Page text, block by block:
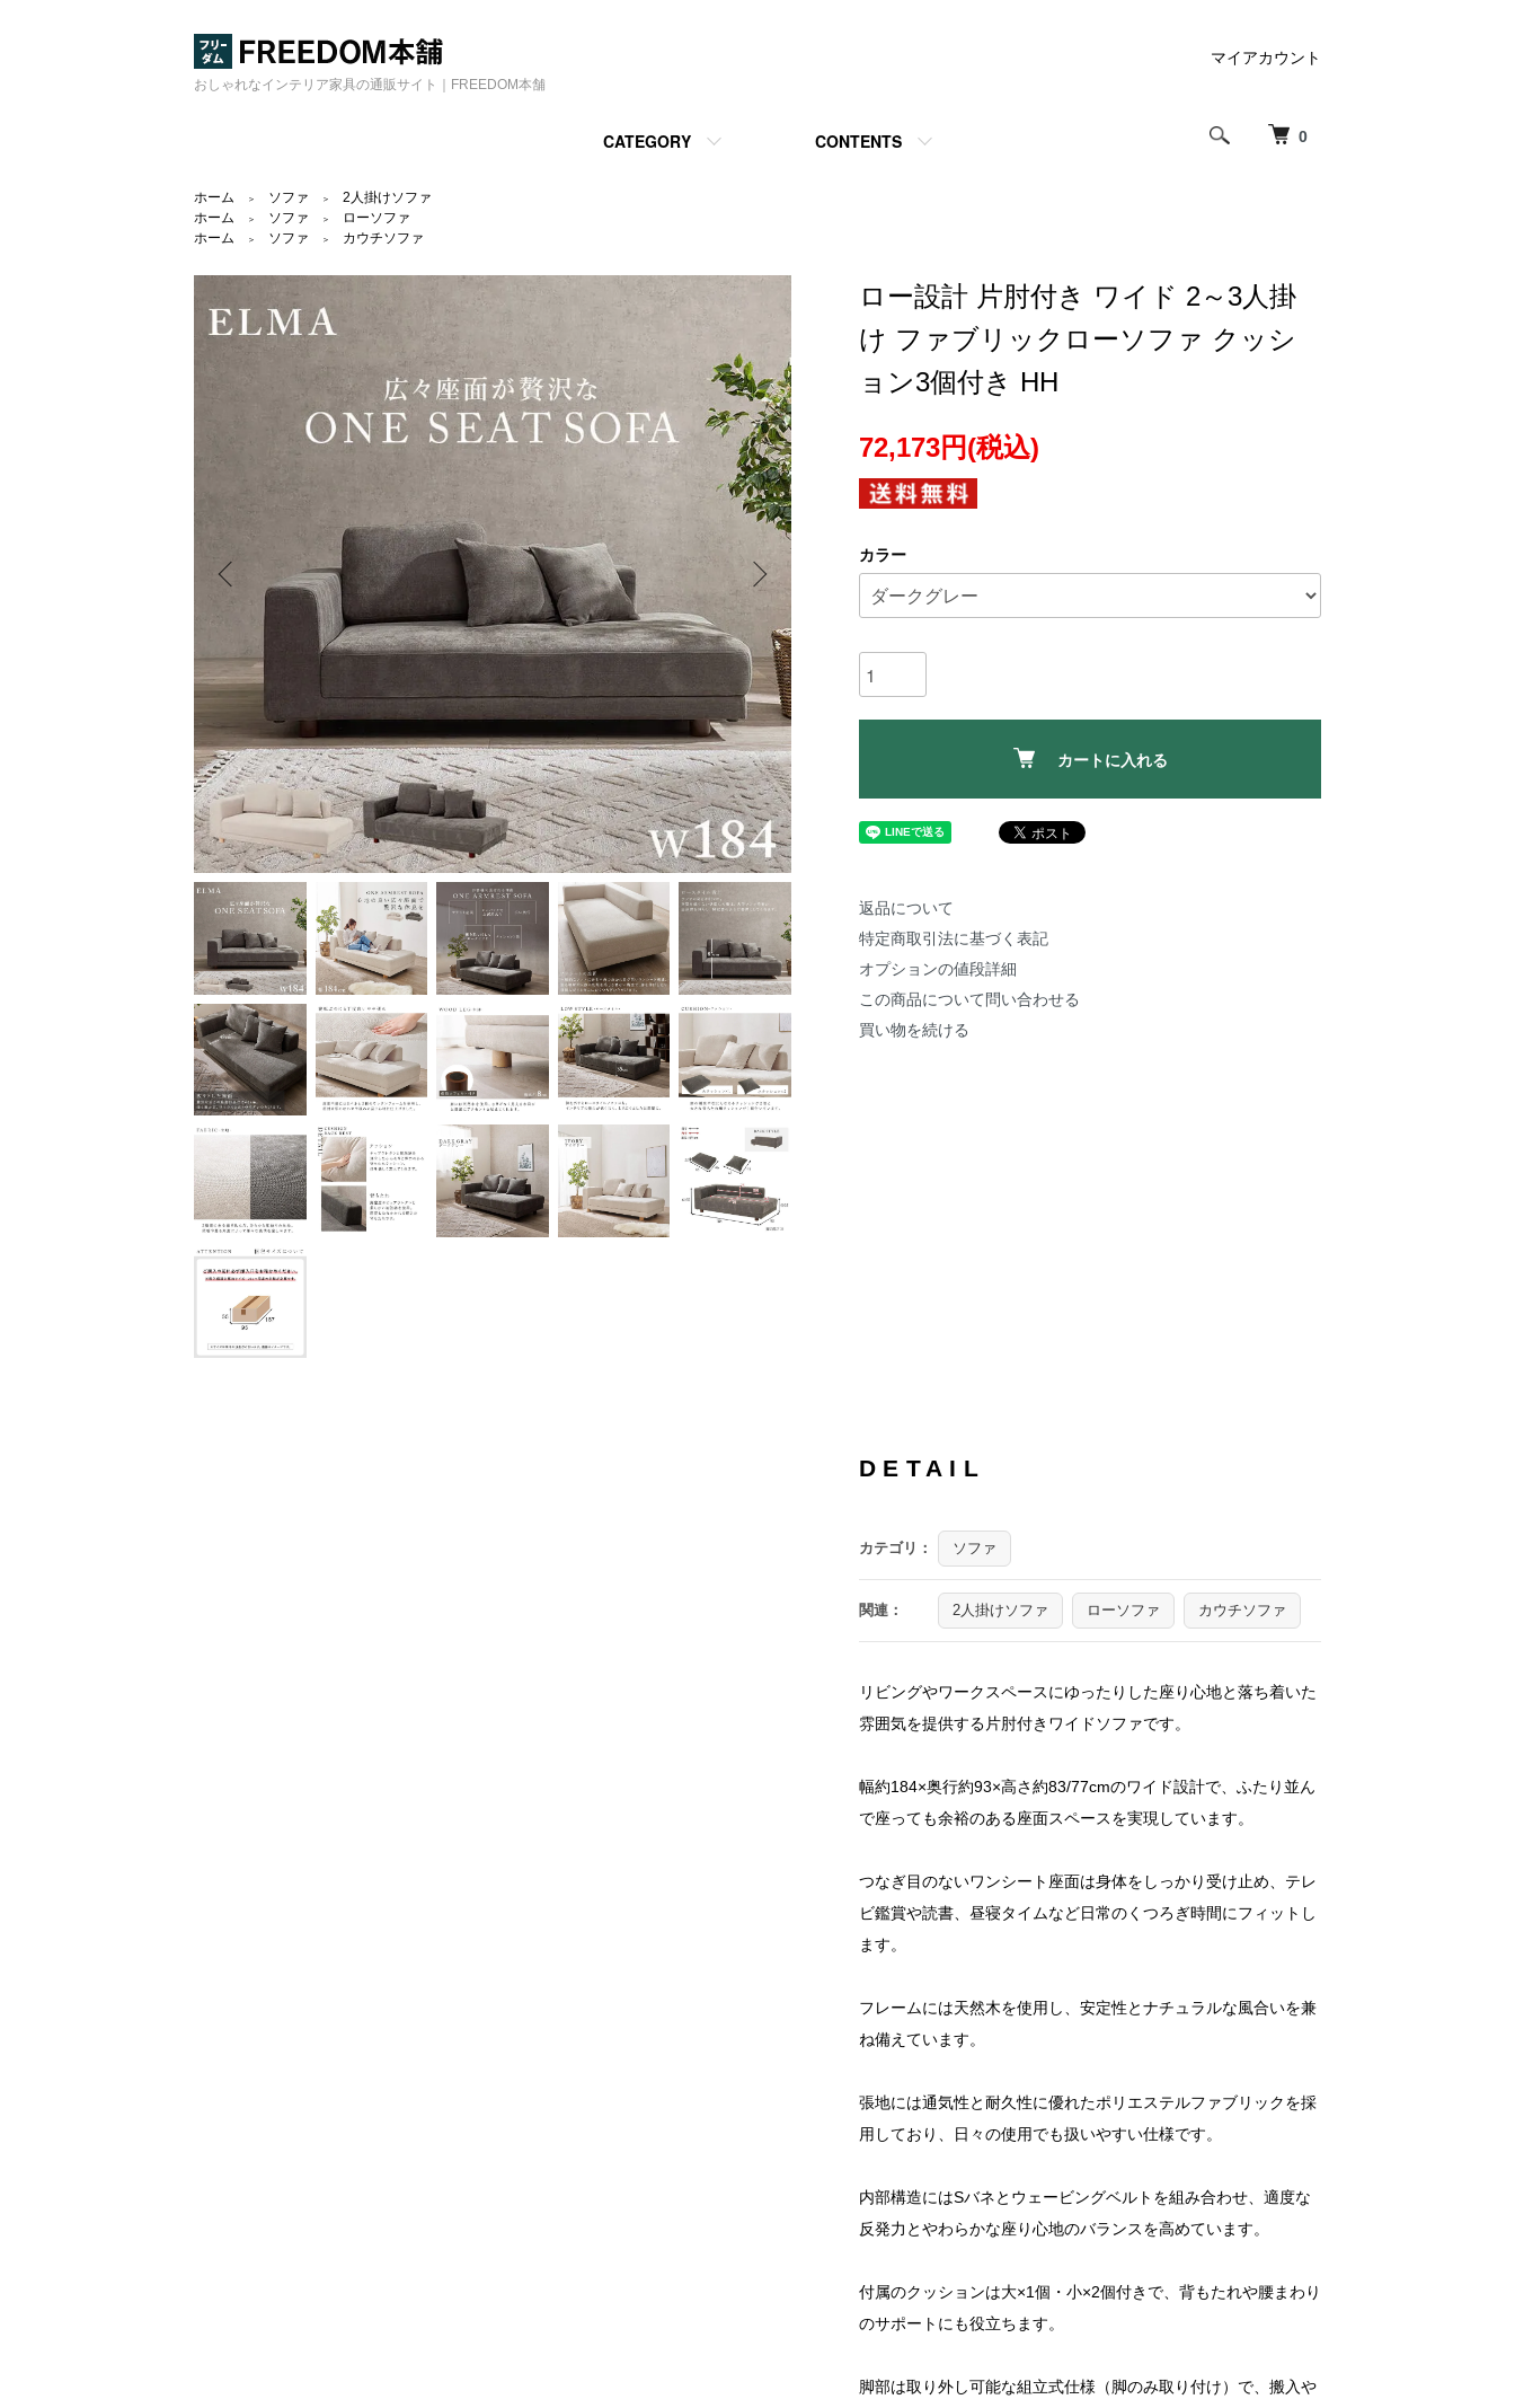
おしゃれなインテリア家具の通販サイト｜FREEDOM本舗
0
CATEGORY CONTENTS
マイアカウント
ホーム ＞ ソファ ＞
2人掛けソファ
ホーム
＞ ソファ ＞
ローソファ
ホーム
＞ ソファ ＞ カウチソファ
ロー設計 片肘付き ワイド 2～3人掛
け ファブリックローソファ クッシ
ョン3個付き HH
72,173円(税込)
カラー
カートに入れる
返品について
特定商取引法に基づく表記
オプションの値段詳細
この商品について問い合わせる
買い物を続ける
DETAIL
カテゴリ： ソファ
関連： 2人掛けソファ ローソファ カウチソファ
リビングやワークスペースにゆったりした座り心地と落ち着いた
雰囲気を提供する片肘付きワイドソファです。
幅約184×奥行約93×高さ約83/77cmのワイド設計で、ふたり並ん
で座っても余裕のある座面スペースを実現しています。
つなぎ目のないワンシート座面は身体をしっかり受け止め、テレ
ビ鑑賞や読書、昼寝タイムなど日常のくつろぎ時間にフィットし
ます。
フレームには天然木を使用し、安定性とナチュラルな風合いを兼
ね備えています。
張地には通気性と耐久性に優れたポリエステルファブリックを採
用しており、日々の使用でも扱いやすい仕様です。
内部構造にはSバネとウェービングベルトを組み合わせ、適度な
反発力とやわらかな座り心地のバランスを高めています。
付属のクッションは大×1個・小×2個付きで、背もたれや腰まわり
のサポートにも役立ちます。
脚部は取り外し可能な組立式仕様（脚のみ取り付け）で、搬入や